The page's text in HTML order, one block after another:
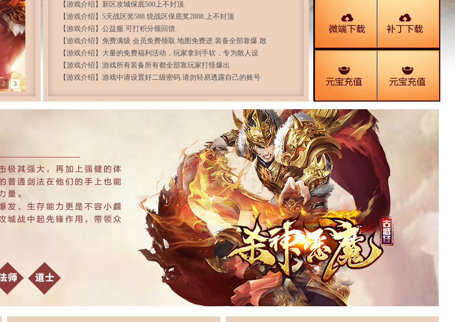
2 3
【游戏介绍】新区攻城保底500上不封顶.
【游戏介绍】5天战区奖588.统战区保底奖2888.上不封顶
【游戏介绍】公益服.可打积分领回馈.
【游戏介绍】免费满级.会员免费领取.地图免费进.装备全部靠爆.散
人天堂
【游戏介绍】大量的免费福利活动，玩家拿到手软，专为散人设
计！【游戏介绍】游戏所有装备所有都全部靠玩家打怪爆出
【游戏介绍】游戏中请设置好二级密码.请勿轻易透露自己的账号